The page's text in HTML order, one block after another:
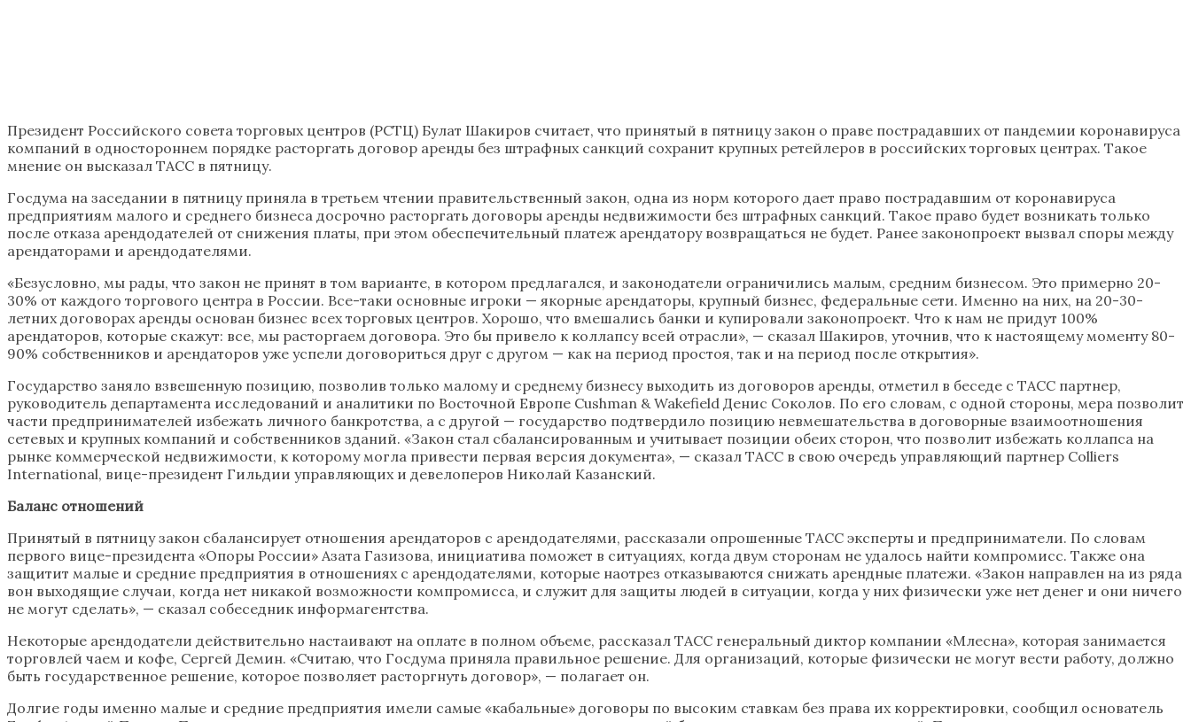
Президент Российского совета торговых центров (РСТЦ) Булат Шакиров считает, что принятый в пятницу закон о праве пострадавших от пандемии коронавируса
компаний в одностороннем порядке расторгать договор аренды без штрафных санкций сохранит крупных ретейлеров в российских торговых центрах. Такое
мнение он высказал ТАСС в пятницу.
Госдума на заседании в пятницу приняла в третьем чтении правительственный закон, одна из норм которого дает право пострадавшим от коронавируса
предприятиям малого и среднего бизнеса досрочно расторгать договоры аренды недвижимости без штрафных санкций. Такое право будет возникать только
после отказа арендодателей от снижения платы, при этом обеспечительный платеж арендатору возвращаться не будет. Ранее законопроект вызвал споры между
арендаторами и арендодателями.
«Безусловно, мы рады, что закон не принят в том варианте, в котором предлагался, и законодатели ограничились малым, средним бизнесом. Это примерно 20-
30% от каждого торгового центра в России. Все-таки основные игроки — якорные арендаторы, крупный бизнес, федеральные сети. Именно на них, на 20-30-
летних договорах аренды основан бизнес всех торговых центров. Хорошо, что вмешались банки и купировали законопроект. Что к нам не придут 100%
арендаторов, которые скажут: все, мы расторгаем договора. Это бы привело к коллапсу всей отрасли», — сказал Шакиров, уточнив, что к настоящему моменту 80-
90% собственников и арендаторов уже успели договориться друг с другом — как на период простоя, так и на период после открытия».
Государство заняло взвешенную позицию, позволив только малому и среднему бизнесу выходить из договоров аренды, отметил в беседе с ТАСС партнер,
руководитель департамента исследований и аналитики по Восточной Европе Cushman & Wakefield Денис Соколов. По его словам, с одной стороны, мера позволит
части предпринимателей избежать личного банкротства, а с другой — государство подтвердило позицию невмешательства в договорные взаимоотношения
сетевых и крупных компаний и собственников зданий. «Закон стал сбалансированным и учитывает позиции обеих сторон, что позволит избежать коллапса на
рынке коммерческой недвижимости, к которому могла привести первая версия документа», — сказал ТАСС в свою очередь управляющий партнер Colliers
International, вице-президент Гильдии управляющих и девелоперов Николай Казанский.
Баланс отношений
Принятый в пятницу закон сбалансирует отношения арендаторов с арендодателями, рассказали опрошенные ТАСС эксперты и предприниматели. По словам
первого вице-президента «Опоры России» Азата Газизова, инициатива поможет в ситуациях, когда двум сторонам не удалось найти компромисс. Также она
защитит малые и средние предприятия в отношениях с арендодателями, которые наотрез отказываются снижать арендные платежи. «Закон направлен на из ряда
вон выходящие случаи, когда нет никакой возможности компромисса, и служит для защиты людей в ситуации, когда у них физически уже нет денег и они ничего
не могут сделать», — сказал собеседник информагентства.
Некоторые арендодатели действительно настаивают на оплате в полном объеме, рассказал ТАСС генеральный диктор компании «Млесна», которая занимается
торговлей чаем и кофе, Сергей Демин. «Считаю, что Госдума приняла правильное решение. Для организаций, которые физически не могут вести работу, должно
быть государственное решение, которое позволяет расторгнуть договор», — полагает он.
Долгие годы именно малые и средние предприятия имели самые «кабальные» договоры по высоким ставкам без права их корректировки, сообщил основатель